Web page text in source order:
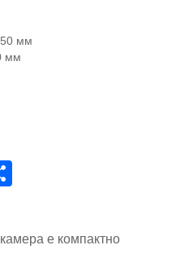
мм
мм
е компактно